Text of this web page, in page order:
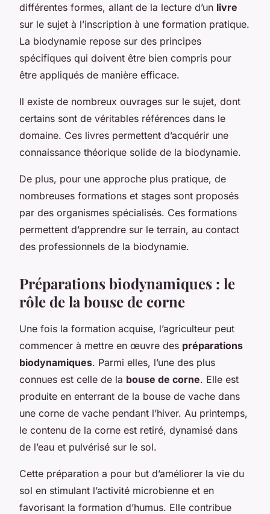
différentes formes, allant de la lecture d’un livre
sur le sujet à l’inscription à une formation pratique.
La biodynamie repose sur des principes
spécifiques qui doivent être bien compris pour
être appliqués de manière efficace.
Il existe de nombreux ouvrages sur le sujet, dont
certains sont de véritables références dans le
domaine. Ces livres permettent d’acquérir une
connaissance théorique solide de la biodynamie.
De plus, pour une approche plus pratique, de
nombreuses formations et stages sont proposés
par des organismes spécialisés. Ces formations
permettent d’apprendre sur le terrain, au contact
des professionnels de la biodynamie.
Préparations biodynamiques : le
rôle de la bouse de corne
Une fois la formation acquise, l’agriculteur peut
commencer à mettre en œuvre des préparations
biodynamiques. Parmi elles, l’une des plus
connues est celle de la bouse de corne. Elle est
produite en enterrant de la bouse de vache dans
une corne de vache pendant l’hiver. Au printemps,
le contenu de la corne est retiré, dynamisé dans
de l’eau et pulvérisé sur le sol.
Cette préparation a pour but d’améliorer la vie du
sol en stimulant l’activité microbienne et en
favorisant la formation d’humus. Elle contribue